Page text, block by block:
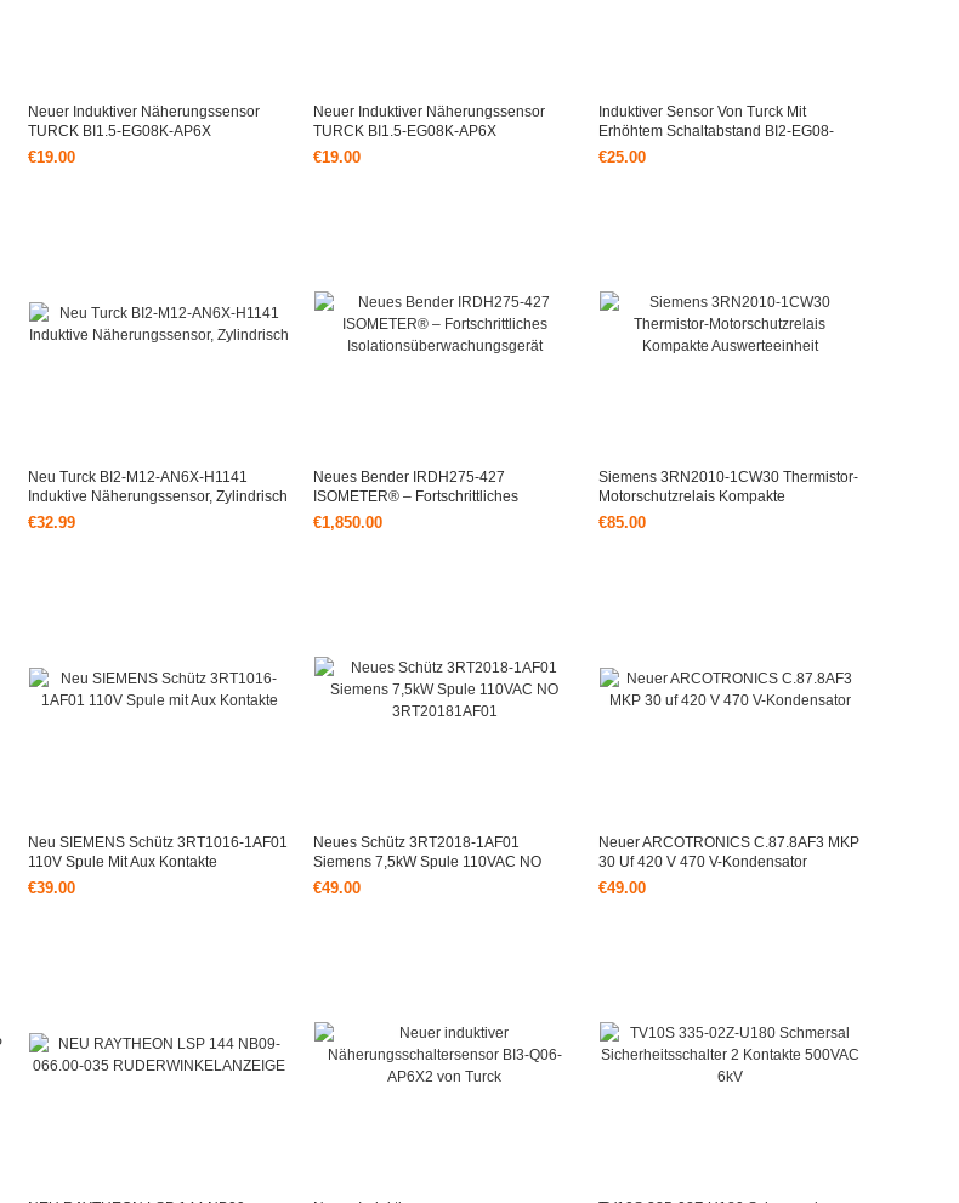
Neuer Induktiver Näherungssensor
TURCK BI1.5-EG08K-AP6X
€19.00
Neuer Induktiver Näherungssensor
TURCK BI1.5-EG08K-AP6X
€19.00
Induktiver Sensor Von Turck Mit
Erhöhtem Schaltabstand BI2-EG08-
VP6X-H1341
€25.00
Neu Turck BI2-M12-AN6X-H1141
Induktive Näherungssensor, Zylindrisch
€32.99
Neues Bender IRDH275-427
ISOMETER® – Fortschrittliches
Isolationsüberwachungsgerät
€1,850.00
Siemens 3RN2010-1CW30 Thermistor-
Motorschutzrelais Kompakte
Auswerteeinheit
€85.00
Neu SIEMENS Schütz 3RT1016-1AF01
110V Spule Mit Aux Kontakte
€39.00
Neues Schütz 3RT2018-1AF01
Siemens 7,5kW Spule 110VAC NO
3RT20181AF01
€49.00
Neuer ARCOTRONICS C.87.8AF3 MKP
30 Uf 420 V 470 V-Kondensator
€49.00